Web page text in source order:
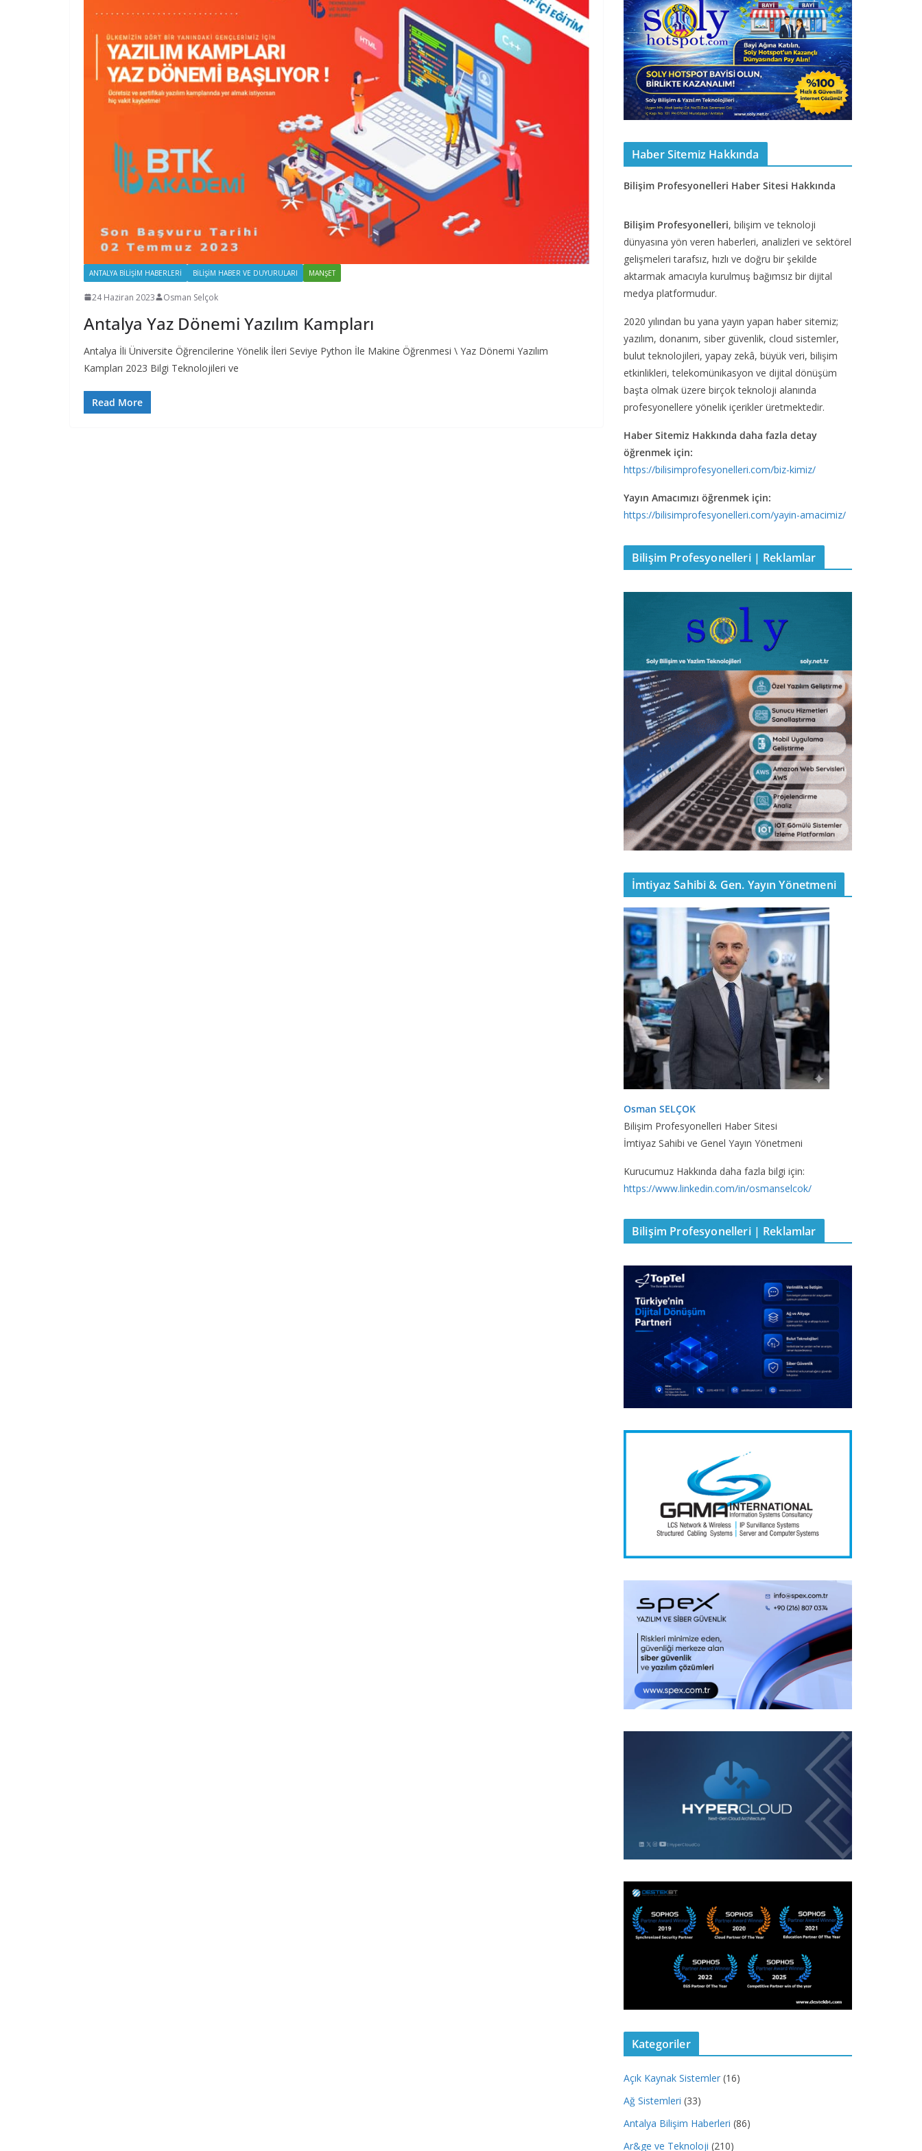
ANTALYA BILIŞIM HABERLERI BILIŞIM HABER VE DUYURULARI MANŞET
24 Haziran 2023 Osman Selçok
Antalya Yaz Dönemi Yazılım Kampları
Antalya İli Üniversite Öğrencilerine Yönelik İleri Seviye Python İle Makine Öğrenmesi \ Yaz Dönemi Yazılım
Kampları 2023 Bilgi Teknolojileri ve
Read More
Haber Sitemiz Hakkında
Bilişim Profesyonelleri Haber Sitesi Hakkında
Bilişim Profesyonelleri, bilişim ve teknoloji
dünyasına yön veren haberleri, analizleri ve sektörel
gelişmeleri tarafsız, hızlı ve doğru bir şekilde
aktarmak amacıyla kurulmuş bağımsız bir dijital
medya platformudur.
2020 yılından bu yana yayın yapan haber sitemiz;
yazılım, donanım, siber güvenlik, cloud sistemler,
bulut teknolojileri, yapay zekâ, büyük veri, bilişim
etkinlikleri, telekomünikasyon ve dijital dönüşüm
başta olmak üzere birçok teknoloji alanında
profesyonellere yönelik içerikler üretmektedir.
Haber Sitemiz Hakkında daha fazla detay
öğrenmek için:
https://bilisimprofesyonelleri.com/biz-kimiz/
Yayın Amacımızı öğrenmek için:
https://bilisimprofesyonelleri.com/yayin-amacimiz/
Bilişim Profesyonelleri | Reklamlar
İmtiyaz Sahibi & Gen. Yayın Yönetmeni
Osman SELÇOK
Bilişim Profesyonelleri Haber Sitesi
İmtiyaz Sahibi ve Genel Yayın Yönetmeni
Kurucumuz Hakkında daha fazla bilgi için:
https://www.linkedin.com/in/osmanselcok/
Bilişim Profesyonelleri | Reklamlar
Kategoriler
Açık Kaynak Sistemler (16)
Ağ Sistemleri (33)
Antalya Bilişim Haberleri (86)
Ar&ge ve Teknoloji (210)